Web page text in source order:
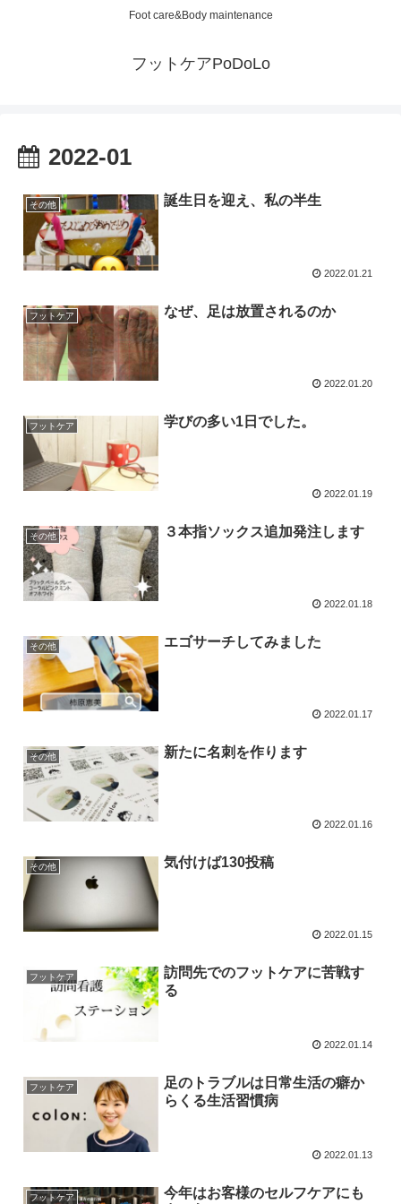
Foot care&Body maintenance
フットケアPoDoLo
2022-01
その他 誕生日を迎え、私の半生
2022.01.21
フットケア なぜ、足は放置されるのか
2022.01.20
フットケア 学びの多い1日でした。
2022.01.19
その他 ３本指ソックス追加発注します
2022.01.18
その他 エゴサーチしてみました
2022.01.17
その他 新たに名刺を作ります
2022.01.16
その他 気付けば130投稿
2022.01.15
フットケア
訪問先でのフットケアに苦戦す
る
2022.01.14
フットケア
足のトラブルは日常生活の癖か
らくる生活習慣病
2022.01.13
フットケア
今年はお客様のセルフケアにも